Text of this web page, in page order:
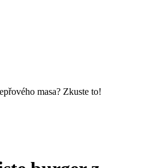
masa? Zkuste to!